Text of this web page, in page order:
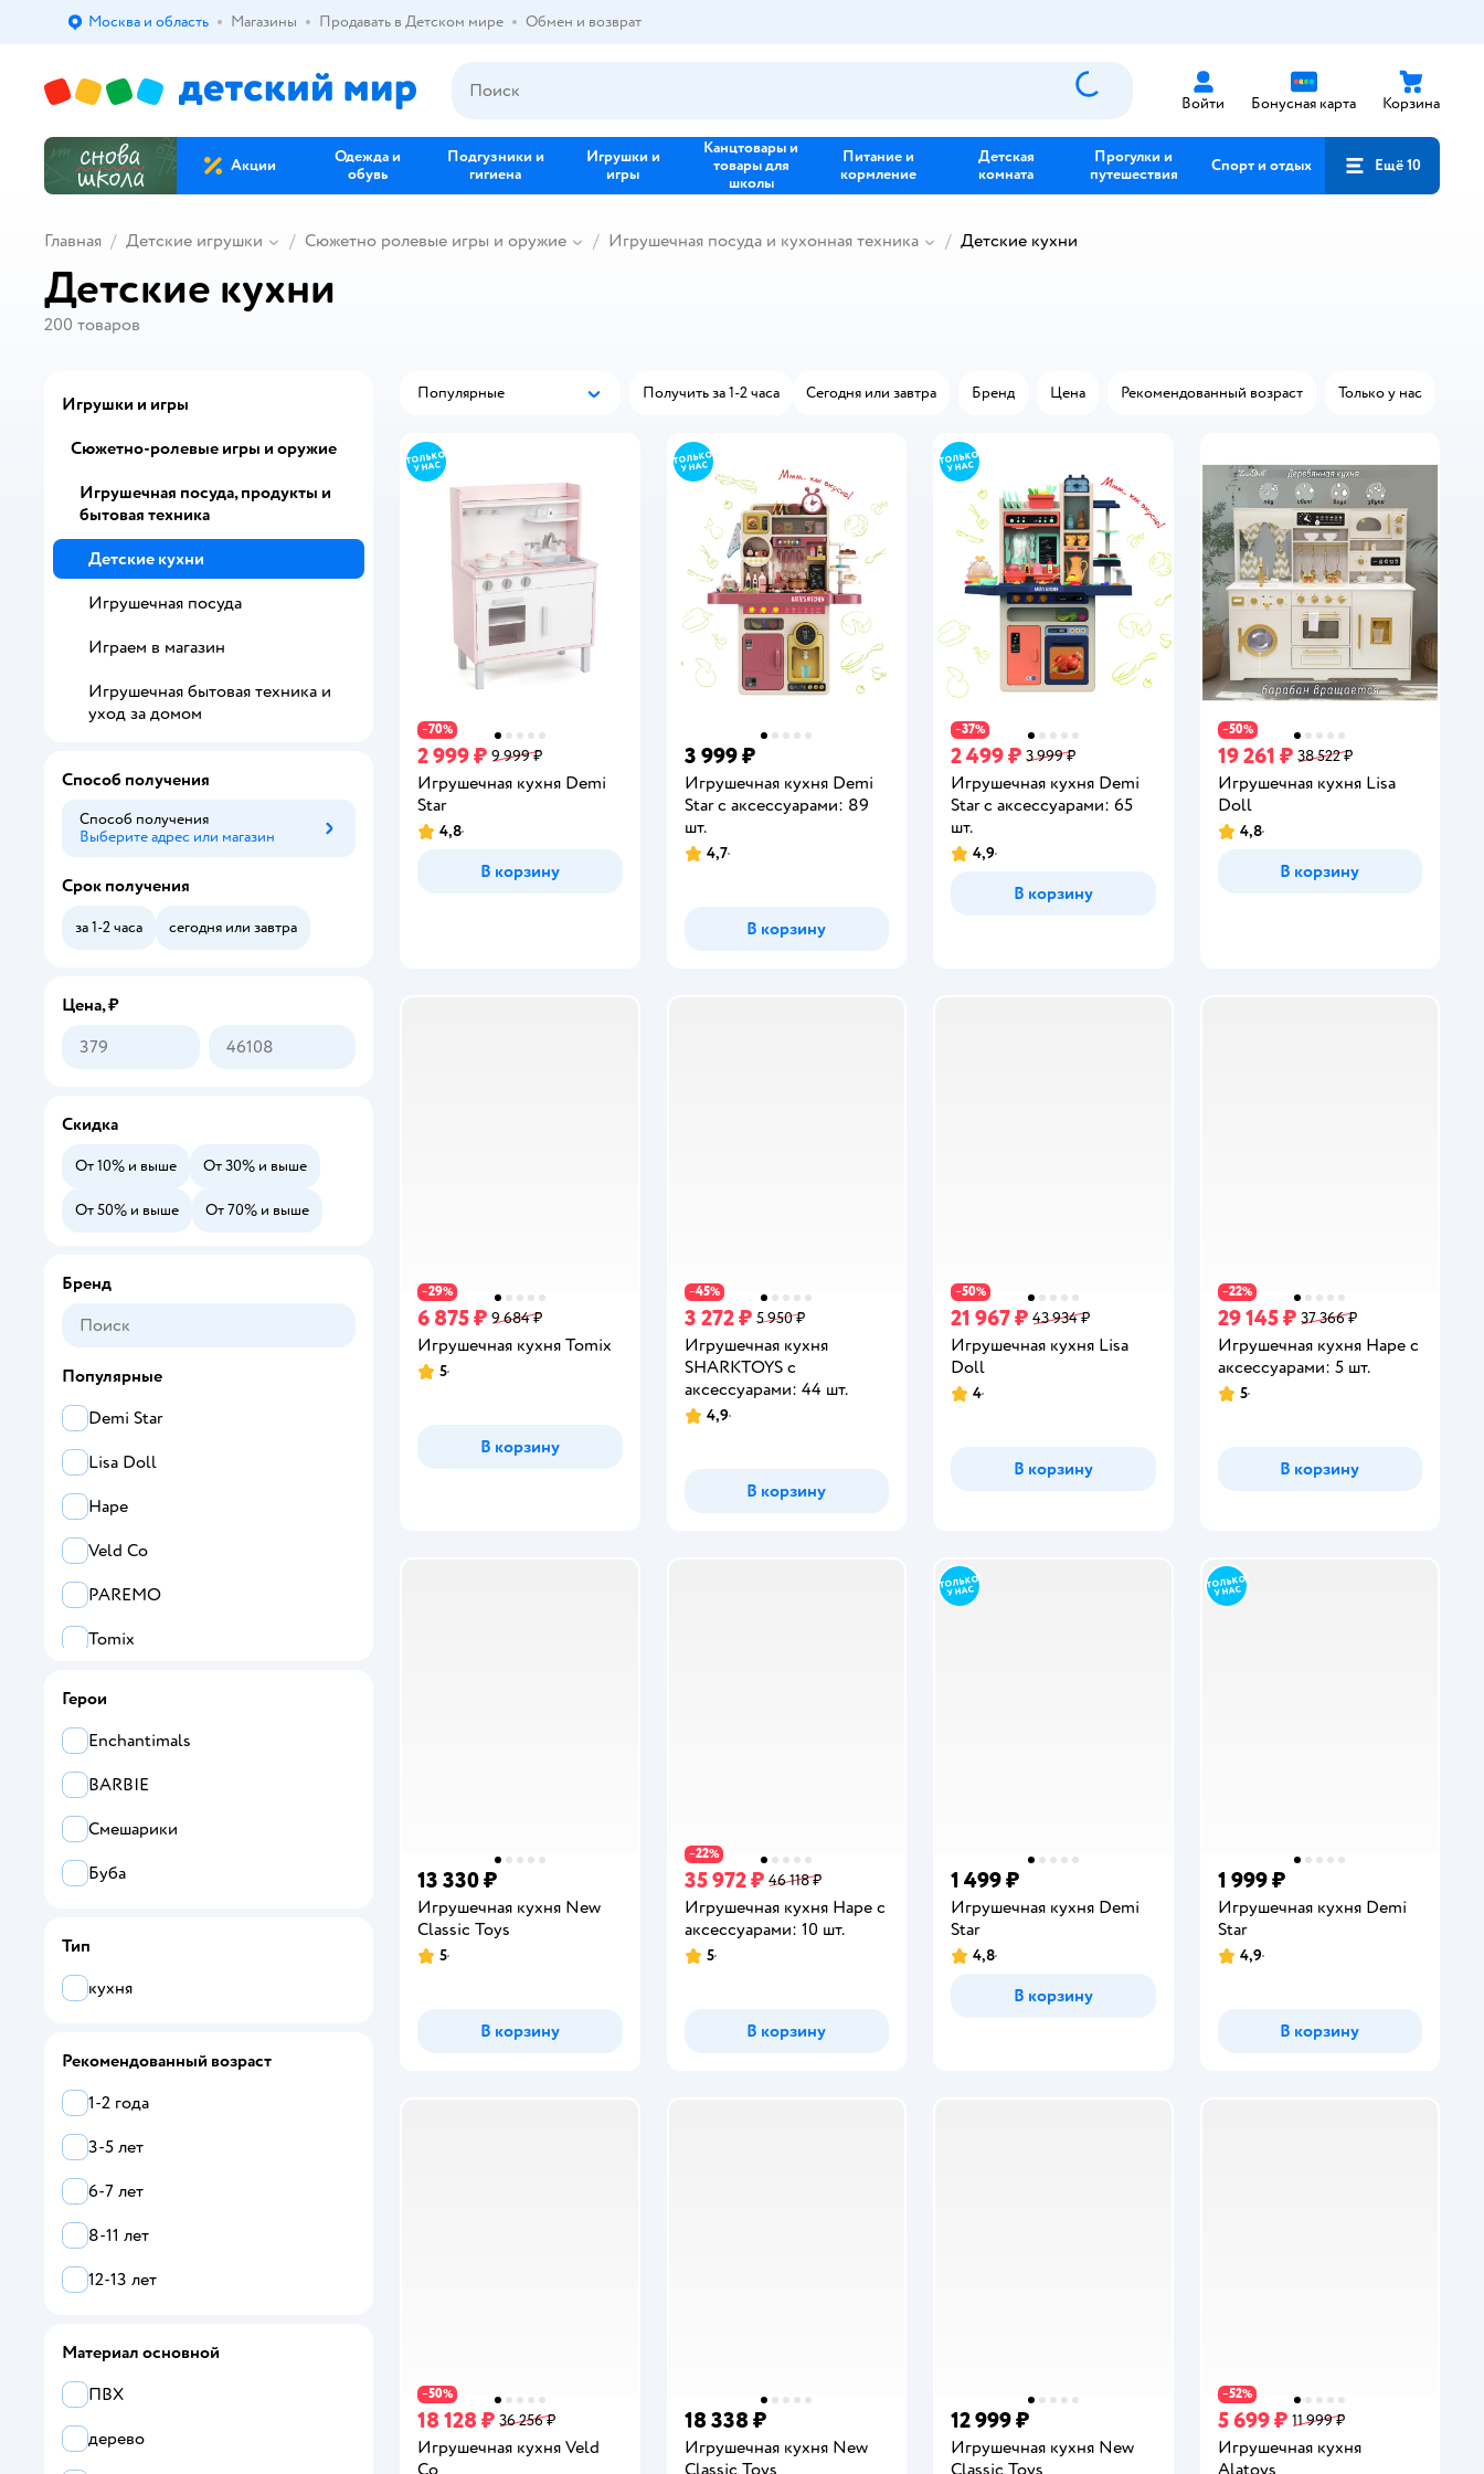
Выбор адреса доставки.
Москва и область Магазины Продавать в Детском мире Обмен и возврат
Войти Бонусная карта Корзина
Акции
Одежда и
обувь
Подгузники и
гигиена
Игрушки и
игры
Канцтовары и
товары для
школы
Питание и
кормление
Детская
комната
Прогулки и
путешествия
Спорт и отдых Ещё 10
Главная Детские игрушки Сюжетно ролевые игры и оружие Игрушечная посуда и кухонная техника Детские кухни
Детские кухни
200 товаров
Популярные
Популярные Получить за 1-2 часа Сегодня или завтра Бренд Цена Рекомендованный возраст Только у нас
−70%
2 999 ₽ 9 999 ₽
Игрушечная кухня Demi
Star
Рейтинг:
4,8
В корзину
3 999 ₽
Игрушечная кухня Demi
Star с аксессуарами: 89
шт.
Рейтинг:
4,7
В корзину
−37%
2 499 ₽ 3 999 ₽
Игрушечная кухня Demi
Star с аксессуарами: 65
шт.
Рейтинг:
4,9
В корзину
−50%
19 261 ₽ 38 522 ₽
Игрушечная кухня Lisa
Doll
Рейтинг:
4,8
В корзину
−29%
6 875 ₽ 9 684 ₽
Игрушечная кухня Tomix
Рейтинг:
5
В корзину
−45%
3 272 ₽ 5 950 ₽
Игрушечная кухня
SHARKTOYS с
аксессуарами: 44 шт.
Рейтинг:
4,9
В корзину
−50%
21 967 ₽ 43 934 ₽
Игрушечная кухня Lisa
Doll
Рейтинг:
4
В корзину
−22%
29 145 ₽ 37 366 ₽
Игрушечная кухня Hape с
аксессуарами: 5 шт.
Рейтинг:
5
В корзину
13 330 ₽
Игрушечная кухня New
Classic Toys
Рейтинг:
5
В корзину
−22%
35 972 ₽ 46 118 ₽
Игрушечная кухня Hape с
аксессуарами: 10 шт.
Рейтинг:
5
В корзину
1 499 ₽
Игрушечная кухня Demi
Star
Рейтинг:
4,8
В корзину
1 999 ₽
Игрушечная кухня Demi
Star
Рейтинг:
4,9
В корзину
−50%
18 128 ₽ 36 256 ₽
Игрушечная кухня Veld
Co
18 338 ₽
Игрушечная кухня New
Classic Toys
12 999 ₽
Игрушечная кухня New
Classic Toys
−52%
5 699 ₽ 11 999 ₽
Игрушечная кухня
Alatoys
Игрушки и игры
Сюжетно-ролевые игры и оружие
Игрушечная посуда, продукты и
бытовая техника
Детские кухни
Игрушечная посуда
Играем в магазин
Игрушечная бытовая техника и
уход за домом
Способ получения
Способ получения
Выберите адрес или магазин
Способ получения
Срок получения
за 1-2 часа сегодня или завтра
Цена, ₽
Скидка
От 10% и выше От 30% и выше
От 50% и выше От 70% и выше
Бренд
Популярные
Demi Star
Lisa Doll
Hape
Veld Co
PAREMO
Tomix
Все
Alatoys
Altacto
Faro
Funky Toys
GirlsClub
Герои
Enchantimals
BARBIE
Смешарики
Буба
Тип
кухня
Рекомендованный возраст
1-2 года
3-5 лет
6-7 лет
8-11 лет
12-13 лет
Материал основной
ПВХ
дерево